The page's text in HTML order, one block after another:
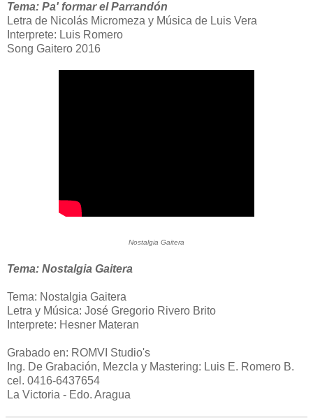
Tema: Pa' formar el Parrandón
Letra de Nicolás Micromeza y Música de Luis Vera
Interprete: Luis Romero
Song Gaitero 2016
Nostalgia Gaitera
Tema: Nostalgia Gaitera
Tema: Nostalgia Gaitera
Letra y Música: José Gregorio Rivero Brito
Interprete: Hesner Materan
Grabado en: ROMVI Studio's
Ing. De Grabación, Mezcla y Mastering: Luis E. Romero B.
cel. 0416-6437654
La Victoria - Edo. Aragua